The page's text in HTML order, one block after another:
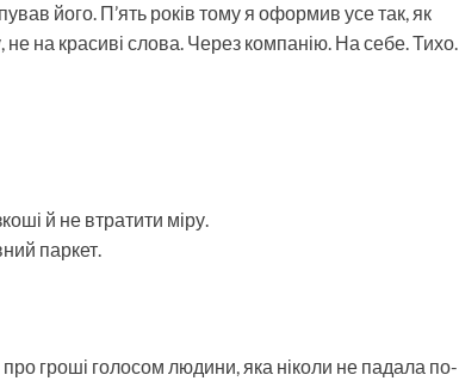
його. П’ять років тому я оформив усе так, як
на красиві слова. Через компанію. На себе. Тихо.
й не втратити міру.
паркет.
гроші голосом людини, яка ніколи не падала по-